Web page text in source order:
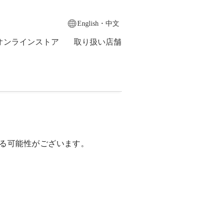
English・中文
ンラインストア 取り扱い店舗
可能性がございます。